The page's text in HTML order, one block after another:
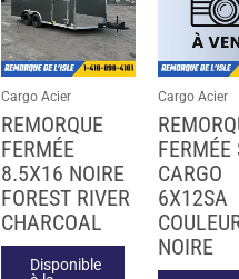
Cargo Acier
REMORQUE
FERMÉE
8.5X16 NOIRE
FOREST RIVER
CHARCOAL
Disponible
Cargo Acier
FERMÉE
CARGO
6X12SA
NOIRE